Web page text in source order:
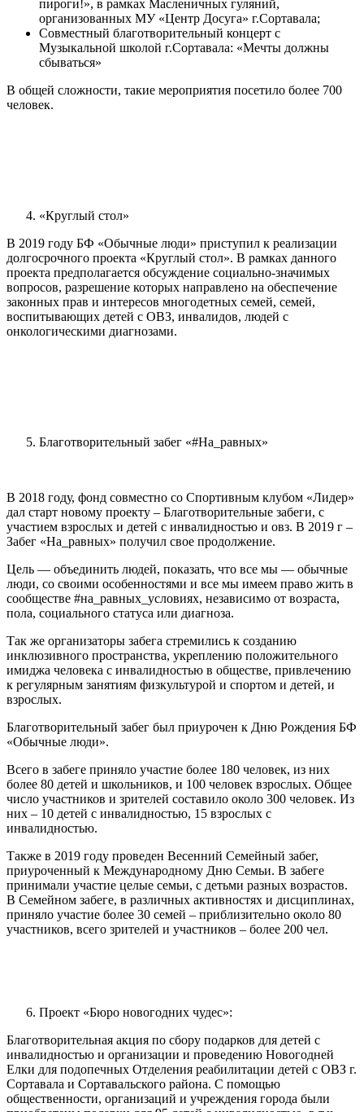
пироги!», в рамках Масленичных гуляний,
организованных МУ «Центр Досуга» г.Сортавала;
Совместный благотворительный концерт с
Музыкальной школой г.Сортавала: «Мечты должны
сбываться»
В общей сложности, такие мероприятия посетило более 700
человек.
«Круглый стол»
В 2019 году БФ «Обычные люди» приступил к реализации
долгосрочного проекта «Круглый стол». В рамках данного
проекта предполагается обсуждение социально-значимых
вопросов, разрешение которых направлено на обеспечение
законных прав и интересов многодетных семей, семей,
воспитывающих детей с ОВЗ, инвалидов, людей с
онкологическими диагнозами.
Благотворительный забег «#На_равных»
В 2018 году, фонд совместно со Спортивным клубом «Лидер»
дал старт новому проекту – Благотворительные забеги, с
участием взрослых и детей с инвалидностью и овз. В 2019 г –
Забег «На_равных» получил свое продолжение.
Цель — объединить людей, показать, что все мы — обычные
люди, со своими особенностями и все мы имеем право жить в
сообществе #на_равных_условиях, независимо от возраста,
пола, социального статуса или диагноза.
Так же организаторы забега стремились к созданию
инклюзивного пространства, укреплению положительного
имиджа человека с инвалидностью в обществе, привлечению
к регулярным занятиям физкультурой и спортом и детей, и
взрослых.
Благотворительный забег был приурочен к Дню Рождения БФ
«Обычные люди».
Всего в забеге приняло участие более 180 человек, из них
более 80 детей и школьников, и 100 человек взрослых. Общее
число участников и зрителей составило около 300 человек. Из
них – 10 детей с инвалидностью, 15 взрослых с
инвалидностью.
Также в 2019 году проведен Весенний Семейный забег,
приуроченный к Международному Дню Семьи. В забеге
принимали участие целые семьи, с детьми разных возрастов.
В Семейном забеге, в различных активностях и дисциплинах,
приняло участие более 30 семей – приблизительно около 80
участников, всего зрителей и участников – более 200 чел.
Проект «Бюро новогодних чудес»:
Благотворительная акция по сбору подарков для детей с
инвалидностью и организации и проведению Новогодней
Елки для подопечных Отделения реабилитации детей с ОВЗ г.
Сортавала и Сортавальского района. С помощью
общественности, организаций и учреждения города были